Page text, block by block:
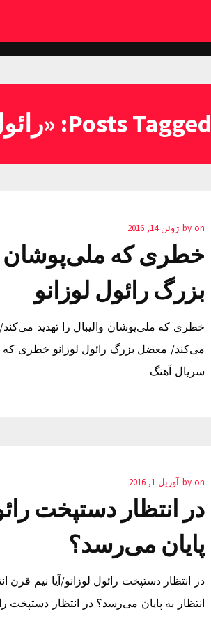
Posts Tagged: «رائول
by on ژوئن 14, 2016
خطری که ملی‌پوشان
بزرگ رائول لوزانو
خطری که ملی‌پوشان والیبال را تهدید
می‌کند/ معضل بزرگ رائول لوزانو خطری که
سریال آهنگ
by on آوریل 1, 2016
در انتظار دستپخت
پایان می‌رسد؟
در انتظار دستپخت رائول لوزانو/آیا نیم قرن
انتظار به پایان می‌رسد؟ در انتظار دستپخت